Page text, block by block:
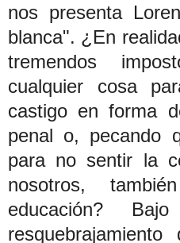
nos presenta
blanca". ¿En
tremendos
cualquier cosa
castigo en forma
penal o, pecando
para no sentir la
nosotros,
educación?